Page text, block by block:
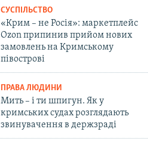
СУСПІЛЬСТВО
«Крим – не Росія»: маркетплейс
Ozon припинив прийом нових
замовлень на Кримському
півострові
ПРАВА ЛЮДИНИ
Мить – і ти шпигун. Як у
кримських судах розглядають
звинувачення в держзраді